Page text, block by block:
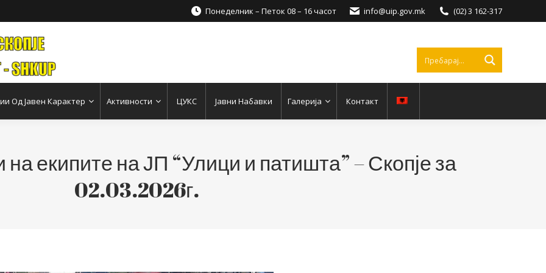
Понеделник – Петок 08 – 16 часот info@uip.gov.mk (02) 3 162-317
Од Јавен Карактер Активности ЦУКС Јавни Набавки Галерија Контакт
на екипите на ЈП “Улици и патишта” – Скопје за
02.03.2026г.